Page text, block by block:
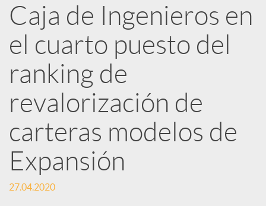
e
d
e
s
S
Caja de Ingenieros en
el cuarto puesto del
ranking de
revalorización de
carteras modelos de
Expansión
27.04.2020